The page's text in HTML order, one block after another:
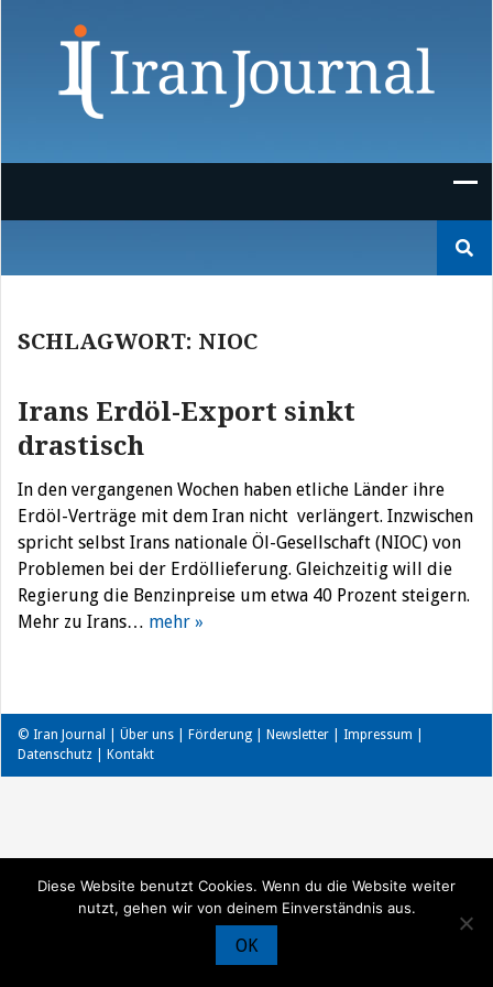
nach:
SCHLAGWORT: NIOC
Irans Erdöl-Export sinkt
drastisch
In den vergangenen Wochen haben etliche Länder ihre
Erdöl-Verträge mit dem Iran nicht verlängert. Inzwischen
spricht selbst Irans nationale Öl-Gesellschaft (NIOC) von
Problemen bei der Erdöllieferung. Gleichzeitig will die
Regierung die Benzinpreise um etwa 40 Prozent steigern.
Mehr zu Irans… mehr »
© Iran Journal | Über uns Förderung Newsletter Impressum
Datenschutz
Kontakt
Diese Website benutzt Cookies. Wenn du die Website weiter
nutzt, gehen wir von deinem Einverständnis aus.
OK